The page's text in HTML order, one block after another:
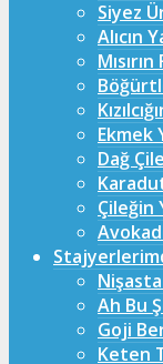
Siyez
Alıcın
Ekmek
Dağ
Çileğin
Ah Bu
Goji
Keten